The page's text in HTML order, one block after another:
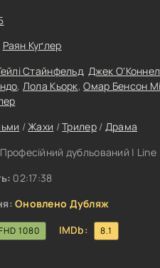
Раян Куґлер
Стайнфельд, Джек
, Лола Кьорк,Омар Бенсон
/Жахи /Трилер/ Драма
Професійний дубльований | Line
02:17:38
Оновлено Дубляж
1080 IMDb: 8.1